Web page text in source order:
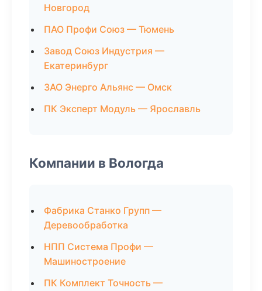
Новгород
ПАО Профи Союз — Тюмень
Завод Союз Индустрия —
Екатеринбург
ЗАО Энерго Альянс — Омск
ПК Эксперт Модуль — Ярославль
Компании в Вологда
Фабрика Станко Групп —
Деревообработка
НПП Система Профи —
Машиностроение
ПК Комплект Точность —